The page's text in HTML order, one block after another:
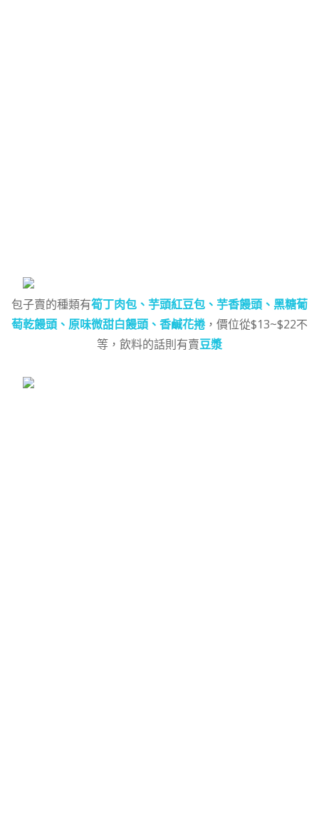
包子賣的種類有筍丁肉包、芋頭紅豆包、芋香饅頭、黑糖葡
萄乾饅頭、原味微甜白饅頭、香鹹花捲，價位從$13~$22不
等，飲料的話則有賣豆漿